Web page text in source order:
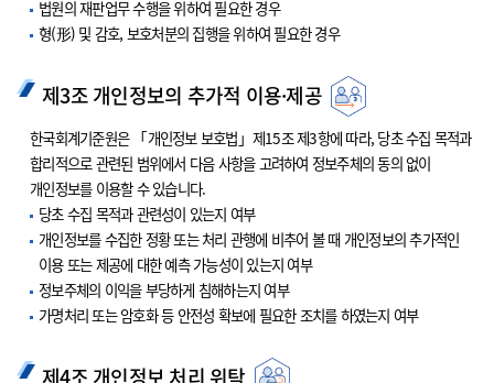
법원의 재판업무 수행을 위하여 필요한 경우
형(形) 및 감호, 보호처분의 집행을 위하여 필요한 경우
제3조 개인정보의 추가적 이용·제공
한국회계기준원은 「개인정보 보호법」제15조 제3항에 따라, 당초 수집 목적과
합리적으로 관련된 범위에서 다음 사항을 고려하여 정보주체의 동의 없이
개인정보를 이용할 수 있습니다.
당초 수집 목적과 관련성이 있는지 여부
개인정보를 수집한 정황 또는 처리 관행에 비추어 볼 때 개인정보의 추가적인
이용 또는 제공에 대한 예측 가능성이 있는지 여부
정보주체의 이익을 부당하게 침해하는지 여부
가명처리 또는 암호화 등 안전성 확보에 필요한 조치를 하였는지 여부